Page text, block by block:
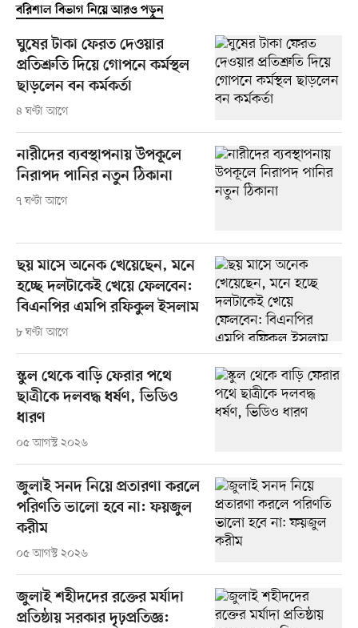
বরিশাল বিভাগ নিয়ে আরও পড়ুন
ঘুষের টাকা ফেরত দেওয়ার
প্রতিশ্রুতি দিয়ে গোপনে কর্মস্থল
ছাড়লেন বন কর্মকর্তা
৪ ঘণ্টা আগে
নারীদের ব্যবস্থাপনায় উপকূলে
নিরাপদ পানির নতুন ঠিকানা
৭ ঘণ্টা আগে
ছয় মাসে অনেক খেয়েছেন, মনে
হচ্ছে দলটাকেই খেয়ে ফেলবেন:
বিএনপির এমপি রফিকুল ইসলাম
৮ ঘণ্টা আগে
স্কুল থেকে বাড়ি ফেরার পথে
ছাত্রীকে দলবদ্ধ ধর্ষণ, ভিডিও
ধারণ
০৫ আগস্ট ২০২৬
জুলাই সনদ নিয়ে প্রতারণা করলে
পরিণতি ভালো হবে না: ফয়জুল
করীম
০৫ আগস্ট ২০২৬
জুলাই শহীদদের রক্তের মর্যাদা
প্রতিষ্ঠায় সরকার দৃঢ়প্রতিজ্ঞ: